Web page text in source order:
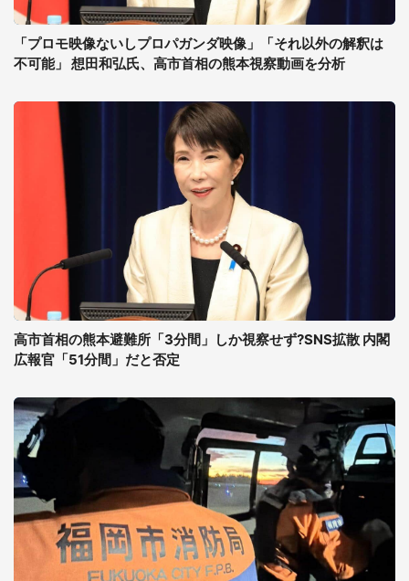
「プロモ映像ないしプロパガンダ映像」「それ以外の解釈は
不可能」 想田和弘氏、高市首相の熊本視察動画を分析
高市首相の熊本避難所「3分間」しか視察せず?SNS拡散 内閣
広報官「51分間」だと否定